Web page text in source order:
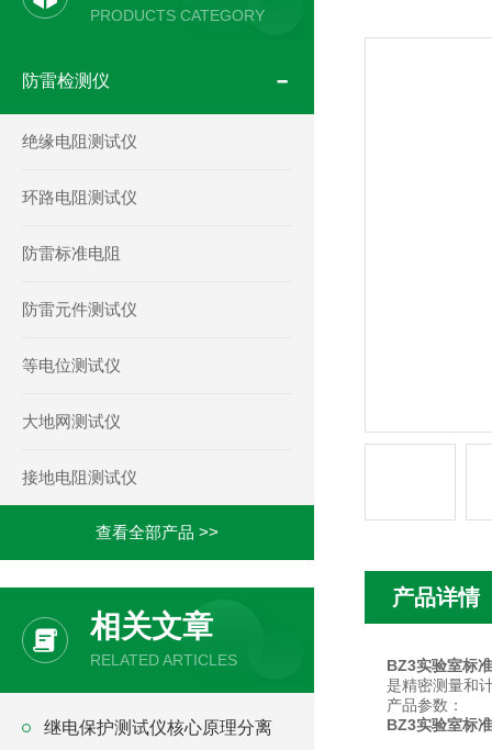
PRODUCTS CATEGORY
防雷检测仪
绝缘电阻测试仪
环路电阻测试仪
防雷标准电阻
防雷元件测试仪
等电位测试仪
大地网测试仪
接地电阻测试仪
查看全部产品 >>
相关文章
RELATED ARTICLES
继电保护测试仪核心原理分离
产品详情
BZ3实验室标
是精密测量和
产品参数：
BZ3实验室标